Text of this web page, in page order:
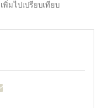
เพิ่มไปเปรียบเทียบ